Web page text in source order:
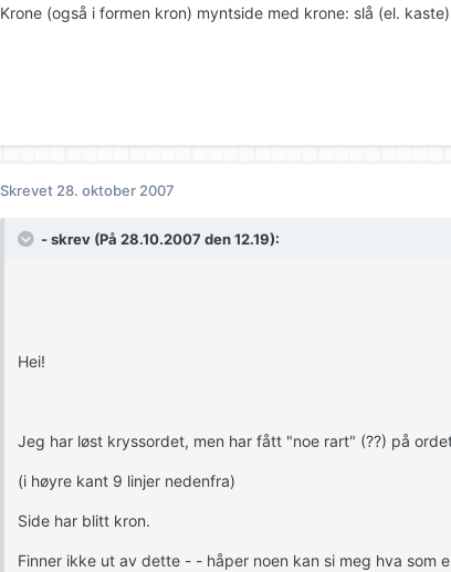
Krone (også i formen kron) myntside med krone: slå (el.
Skrevet 28. oktober 2007
- skrev (På 28.10.2007 den 12.19):
Hei!
Jeg har løst kryssordet, men har fått "noe rart" (??) på
(i høyre kant 9 linjer nedenfra)
Side har blitt kron.
Finner ikke ut av dette - - håper noen kan si meg hva som